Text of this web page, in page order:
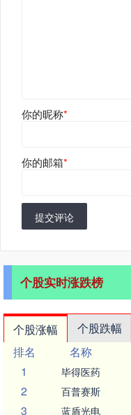
你的昵称*
你的邮箱*
提交评论
个股实时涨跌榜
个股涨幅 个股跌幅
排名
名称
1
毕得医药
2 百普赛斯
3 蓝盾光电